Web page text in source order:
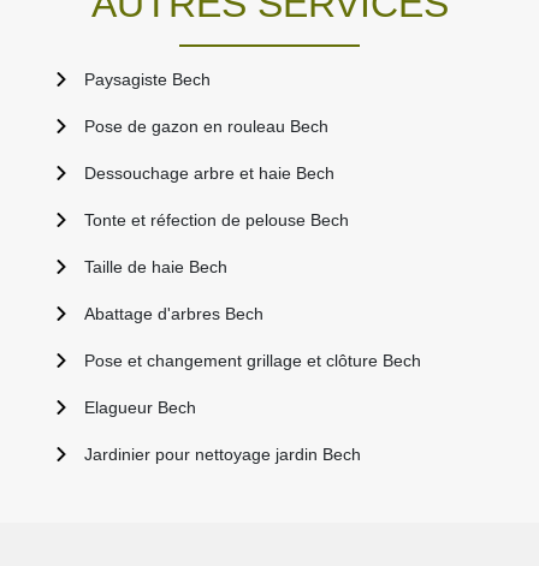
Paysagiste Bech
Pose de gazon en rouleau Bech
Dessouchage arbre et haie Bech
Tonte et réfection de pelouse Bech
Taille de haie Bech
Abattage d'arbres Bech
Pose et changement grillage et clôture Bech
Elagueur Bech
Jardinier pour nettoyage jardin Bech